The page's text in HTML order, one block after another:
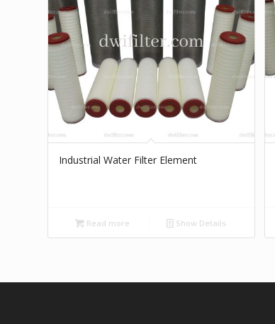
Industrial Water Filter Element
Read more Show Details